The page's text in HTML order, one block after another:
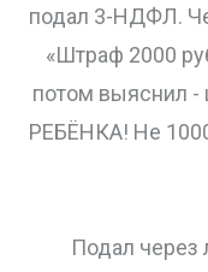
подал 3-НДФЛ.
«Штраф 2000
потом выяснил
РЕБЁНКА! Не
Подал через